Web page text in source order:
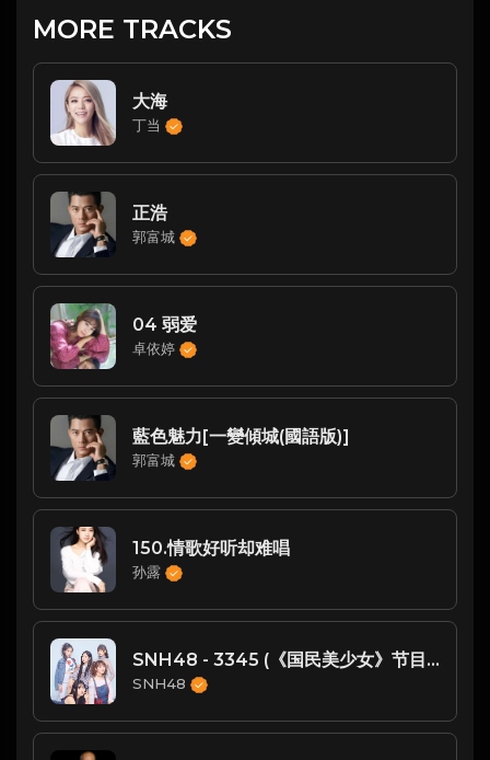
MORE TRACKS
大海
丁当
正浩
郭富城
04 弱爱
卓依婷
藍色魅力[一變傾城(國語版)]
郭富城
150.情歌好听却难唱
孙露
SNH48 - 3345 (《国民美少女》节目主题曲)
SNH48